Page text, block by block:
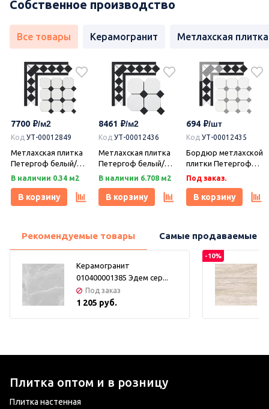
Собственное производство
Все товары Керамогранит Метлахская плитка
7700
Код УТ-00012849
Метлахская плитка
Петергоф белый/
черный (001/013)
(Керамарк)
В наличии 0.34 м2
В корзину
8461
Код УТ-00012436
Метлахская плитка
Петергоф белый/
черный (001/013)
(Керамарк)
В наличии 6.708 м2
В корзину
694
Код УТ-00012435
Бордюр метлахской
плитки Петергоф
белый/черный
(001/013) 30,9х15,8,
Keramark (Керамарк)
Под заказ.
В корзину
Рекомендуемые товары Самые продаваемые
Керамогранит
010400001385 Эдем сер...
Под заказ
1 205 руб.
-10%
Плитка оптом и в розницу
Плитка настенная